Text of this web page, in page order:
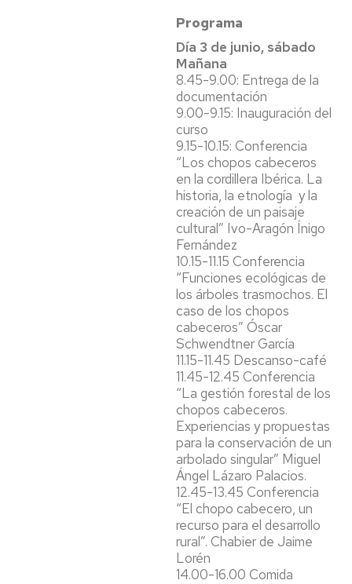
Programa
Día 3 de junio, sábado
Mañana
8.45-9.00: Entrega de la
documentación
9.00-9.15: Inauguración del
curso
9.15-10.15: Conferencia
“Los chopos cabeceros
en la cordillera Ibérica. La
historia, la etnología y la
creación de un paisaje
cultural” Ivo-Aragón Ínigo
Fernández
10.15-11.15 Conferencia
“Funciones ecológicas de
los árboles trasmochos. El
caso de los chopos
cabeceros” Óscar
Schwendtner García
11.15-11.45 Descanso-café
11.45-12.45 Conferencia
“La gestión forestal de los
chopos cabeceros.
Experiencias y propuestas
para la conservación de un
arbolado singular” Miguel
Ángel Lázaro Palacios.
12.45-13.45 Conferencia
“El chopo cabecero, un
recurso para el desarrollo
rural”. Chabier de Jaime
Lorén
14.00-16.00 Comida